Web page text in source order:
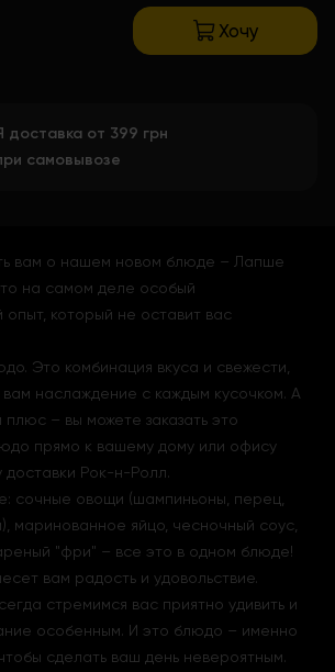
Хочу
от 399 грн
самовывозе
вам о нашем новом блюде – Лапше
на самом деле особый
опыт, который не оставит вас
Это комбинация вкуса и свежести,
наслаждение с каждым кусочком. А
– вы можете заказать это
прямо к вашему дому или офису
доставки Рок-н-Ролл.
сочные овощи (шампиньоны, перец,
маринованное яйцо, чесночный соус,
"фри" – все это в одном блюде!
вам радость и удовольствие.
стремимся вас приятно удивить и
особенным. И это блюдо – именно
сделать ваш день невероятным.